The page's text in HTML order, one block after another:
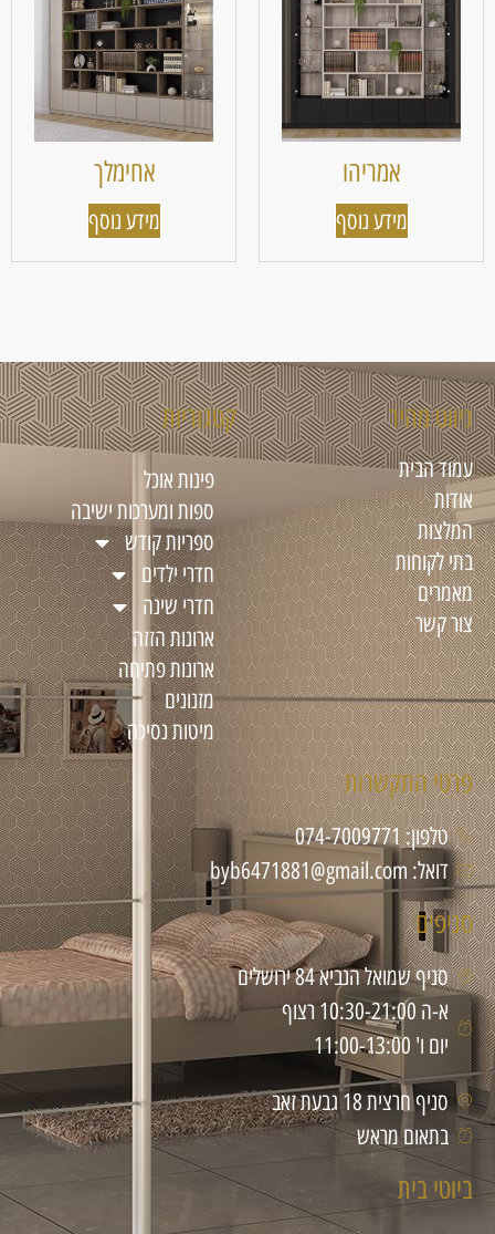
אמריהו
מידע נוסף
אחימלך
מידע נוסף
ניווט מהיר
עמוד הבית
אודות
המלצות
בתי לקוחות
מאמרים
צור קשר
קטגוריות
פינות אוכל
ספות ומערכות ישיבה
ספריות קודש
חדרי ילדים
חדרי שינה
ארונות הזזה
ארונות פתיחה
מזנונים
מיטות נסיכה
פרטי התקשרות
טלפון: 074-7009771
דואל: byb6471881@gmail.com
סניפים
סניף שמואל הנביא 84 ירושלים
א-ה 10:30-21:00 רצוף
יום ו' 11:00-13:00
סניף חרצית 18 גבעת זאב
בתאום מראש
ביוטי בית